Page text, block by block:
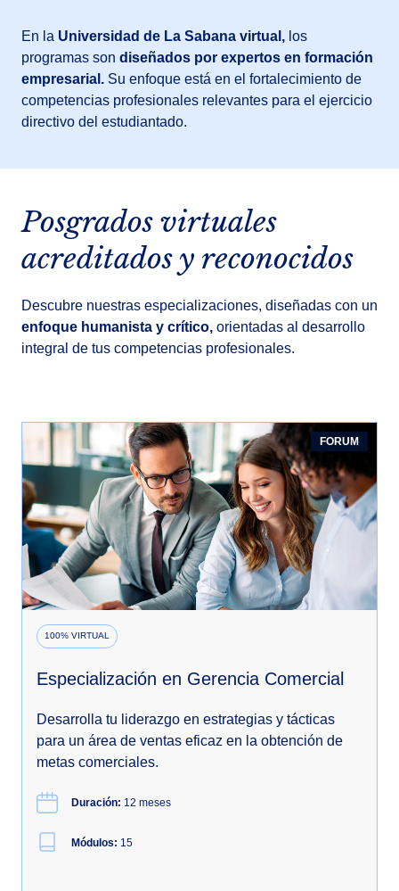
En la Universidad de La Sabana virtual, los
programas son diseñados por expertos en formación
empresarial. Su enfoque está en el fortalecimiento de
competencias profesionales relevantes para el ejercicio
directivo del estudiantado.
Posgrados virtuales
acreditados y reconocidos
Descubre nuestras especializaciones, diseñadas con un
enfoque humanista y crítico, orientadas al desarrollo
integral de tus competencias profesionales.
FORUM
100% VIRTUAL
Especialización en Gerencia Comercial
Desarrolla tu liderazgo en estrategias y tácticas
para un área de ventas eficaz en la obtención de
metas comerciales.
Duración: 12 meses
Módulos: 15